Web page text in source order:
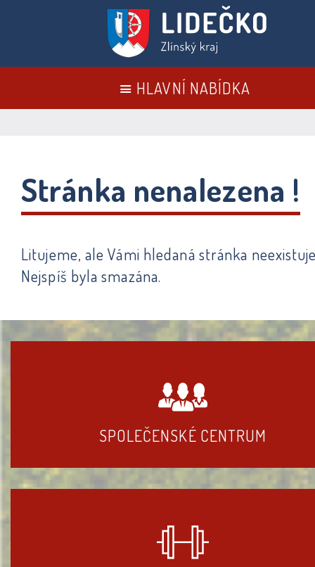
HLAVNÍ NABÍDKA
Stránka nenalezena !
Litujeme, ale Vámi hledaná stránka
Nejspíš byla smazána.
SPOLEČENSKÉ CENTRUM